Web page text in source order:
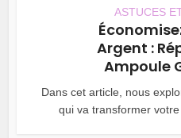
ASTUCES
Argent :
Ampoule
Dans cet article, nous
qui va transformer